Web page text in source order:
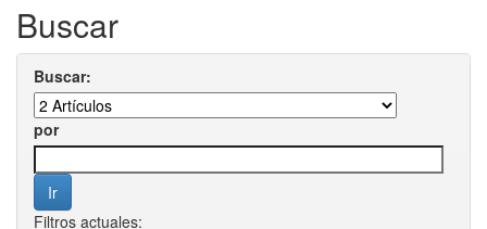
Buscar
Buscar:
por
Filtros actuales: